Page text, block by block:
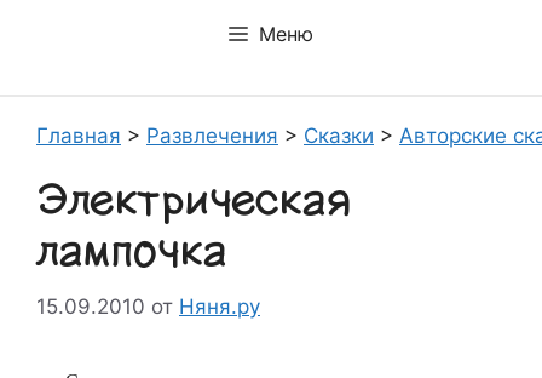
Меню
Главная > Развлечения > Сказки > Авторские
Электрическая
лампочка
15.09.2010 от Няня.ру